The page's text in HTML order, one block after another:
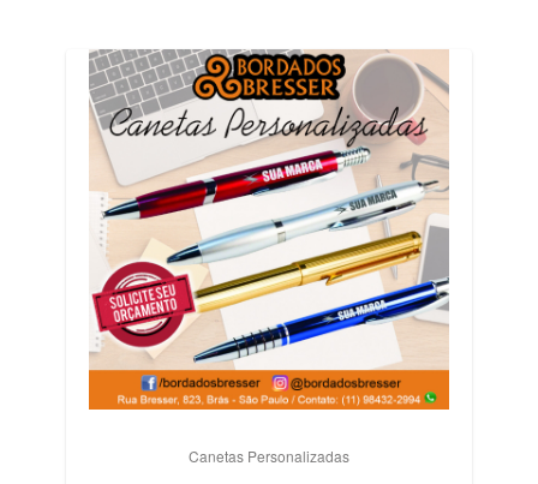
Canetas Personalizadas